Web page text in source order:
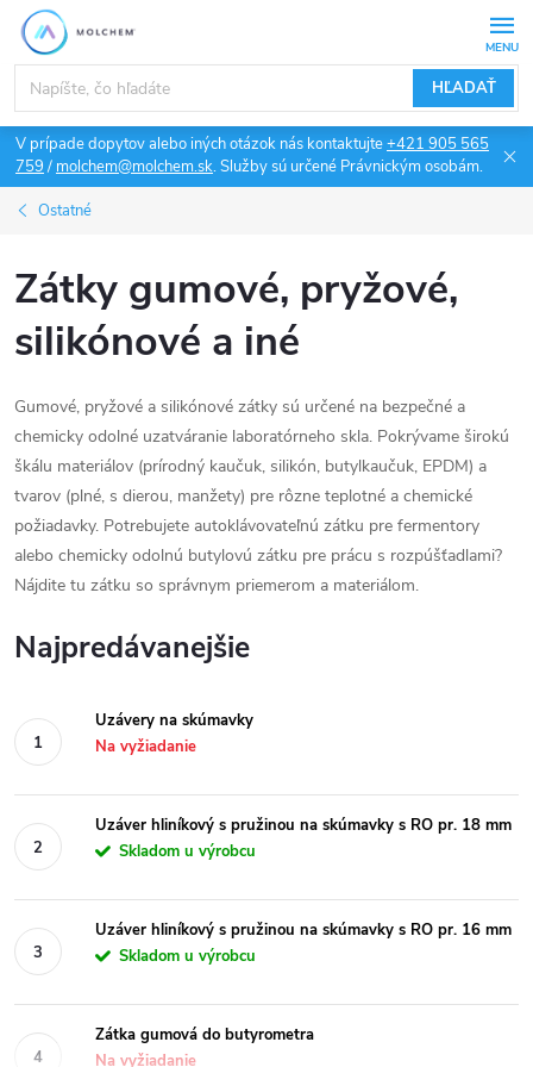
Prejsť
obsah
HĽADAŤ
V prípade dopytov alebo iných otázok nás kontaktujte+421 905 565
759/ molchem@molchem.sk. Služby sú určené Právnickým osobám.
Ostatné
Zátky gumové, pryžové,
silikónové a iné
Gumové, pryžové a silikónové zátky sú určené na bezpečné a
chemicky odolné uzatváranie laboratórneho skla. Pokrývame širokú
škálu materiálov (prírodný kaučuk, silikón, butylkaučuk, EPDM) a
tvarov (plné, s dierou, manžety) pre rôzne teplotné a chemické
požiadavky. Potrebujete autoklávovateľnú zátku pre fermentory
alebo chemicky odolnú butylovú zátku pre prácu s rozpúšťadlami?
Nájdite tu zátku so správnym priemerom a materiálom.
Najpredávanejšie
Uzávery na skúmavky
Na vyžiadanie
Uzáver hliníkový s pružinou na skúmavky s RO pr. 18 mm
Skladom u výrobcu
Uzáver hliníkový s pružinou na skúmavky s RO pr. 16 mm
Skladom u výrobcu
Zátka gumová do butyrometra
Na vyžiadanie